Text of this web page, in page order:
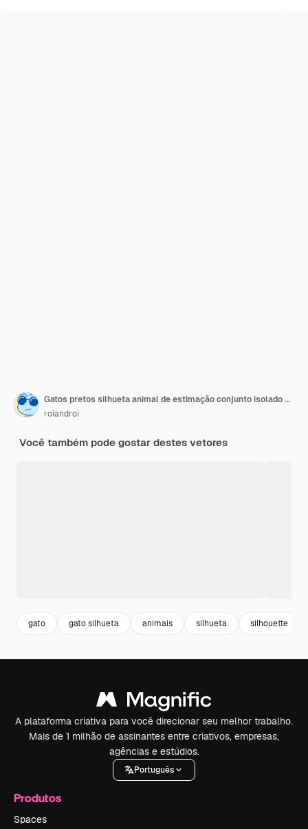
Gatos pretos silhueta animal de estimação conjunto isolado no fundo branco.
roiandroi
Você também pode gostar destes vetores
gato gato silhueta animais silhueta silhouette
A plataforma criativa para você direcionar seu melhor trabalho.
Mais de 1 milhão de assinantes entre criativos, empresas,
agências e estúdios.
Português
Produtos
Spaces